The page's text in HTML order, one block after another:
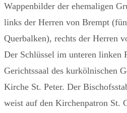
Wappenbilder der ehemaligen
links der Herren von Brempt
Querbalken), rechts der Herren
Der Schlüssel im unteren linken
Gerichtssaal des kurkölnischen
Kirche St. Peter. Der
weist auf den Kirchenpatron St.